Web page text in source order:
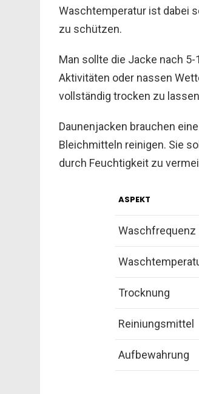
Waschtemperatur ist dabei
zu schützen.
Man sollte die Jacke nach
Aktivitäten oder nassen
vollständig trocken zu
Daunenjacken brauchen
Bleichmitteln reinigen. Sie
durch Feuchtigkeit zu
ASPEKT
Waschfrequenz
Trocknung
Reiniungsmittel
Aufbewahrung